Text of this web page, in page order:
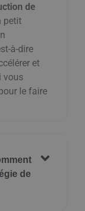
de
petit
à-dire
et
vous
le faire
de